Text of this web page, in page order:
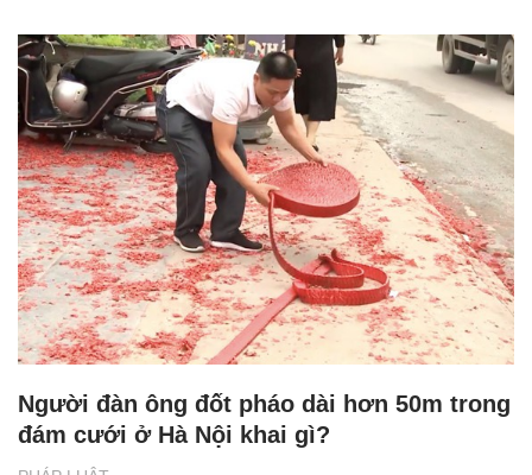
Người đàn ông đốt pháo dài hơn 50m trong
đám cưới ở Hà Nội khai gì?